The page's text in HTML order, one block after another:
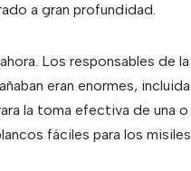
a gran profundidad.
Los responsables de
eran enormes,
la toma efectiva de una o
fáciles para los